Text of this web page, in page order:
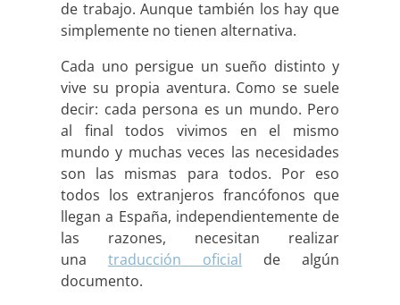
de trabajo. Aunque también los hay que
simplemente no tienen alternativa.
Cada uno persigue un sueño distinto y
vive su propia aventura. Como se suele
decir: cada persona es un mundo. Pero
al final todos vivimos en el mismo
mundo y muchas veces las necesidades
son las mismas para todos. Por eso
todos los extranjeros francófonos que
llegan a España, independientemente de
las razones, necesitan realizar
una traducción oficial de algún
documento.